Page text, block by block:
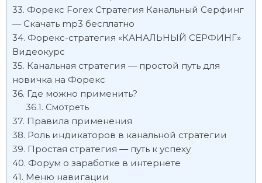
Форекс Forex Стратегия Канальный Серфинг
— Скачать mp3 бесплатно
Форекс-стратегия «КАНАЛЬНЫЙ СЕРФИНГ»
Видеокурс
Канальная стратегия — простой путь для
новичка на Форекс
Где можно применить?
Смотреть
Правила применения
Роль индикаторов в канальной стратегии
Простая стратегия — путь к успеху
Форум о заработке в интернете
Меню навигации